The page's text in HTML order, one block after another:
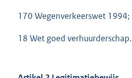
170 Wegenverkeerswet 1994;
18 Wet goed verhuurderschap.